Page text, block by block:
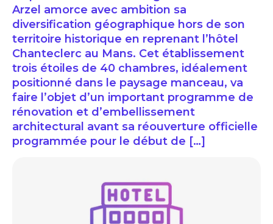
Arzel amorce avec ambition sa
diversification géographique hors de son
territoire historique en reprenant l’hôtel
Chanteclerc au Mans. Cet établissement
trois étoiles de 40 chambres, idéalement
positionné dans le paysage manceau, va
faire l’objet d’un important programme de
rénovation et d’embellissement
architectural avant sa réouverture officielle
programmée pour le début de […]